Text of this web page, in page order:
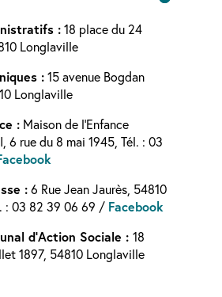
:18 place du 24
Longlaville
:15 avenue Bogdan
Longlaville
:Maison de l’Enfance
6 rue du 8 mai 1945, Tél. : 03
:6 Rue Jean Jaurès, 54810
: 03 82 39 06 69 / Facebook
d’Action Sociale : 18
1897, 54810 Longlaville